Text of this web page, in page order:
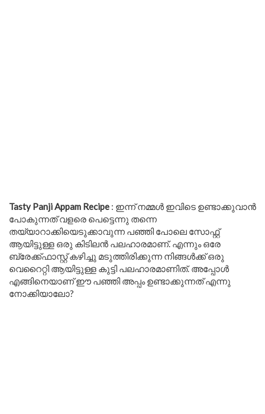
Tasty Panji Appam Recipe : ഇന്ന് നമ്മൾ ഇവിടെ ഉണ്ടാക്കുവാൻ
പോകുന്നത് വളരെ പെട്ടെന്നു തന്നെ
തയ്യാറാക്കിയെടുക്കാവുന്ന പഞ്ഞി പോലെ സോഫ്റ്റ്
ആയിട്ടുള്ള ഒരു കിടിലൻ പലഹാരമാണ്. എന്നും ഒരേ
ബ്രേക്ക്ഫാസ്റ്റ് കഴിച്ചു മടുത്തിരിക്കുന്ന നിങ്ങൾക്ക് ഒരു
വെറൈറ്റി ആയിട്ടുള്ള കുട്ടി പലഹാരമാണിത്. അപ്പോൾ
എങ്ങിനെയാണ് ഈ പഞ്ഞി അപ്പം ഉണ്ടാക്കുന്നത് എന്നു
നോക്കിയാലോ?